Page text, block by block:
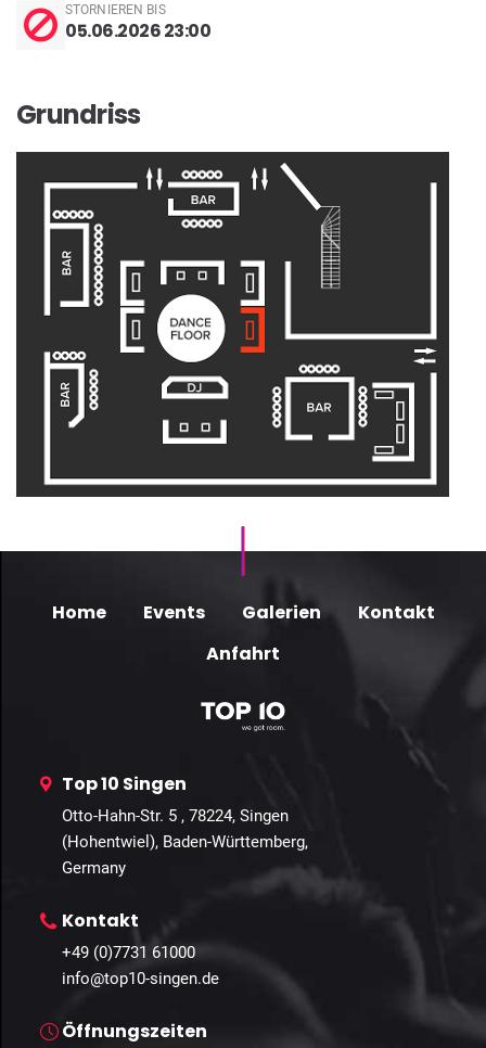
STORNIEREN BIS
05.06.2026 23:00
Grundriss
Home Events Galerien
Kontakt
Anfahrt
Top 10 Singen
Otto-Hahn-Str. 5 , 78224, Singen
(Hohentwiel), Baden-Württemberg,
Germany
Kontakt
+49 (0)7731 61000
info@top10-singen.de
Öffnungszeiten